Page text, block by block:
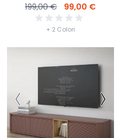
199,00 € 99,00 €
+ 2 Colori